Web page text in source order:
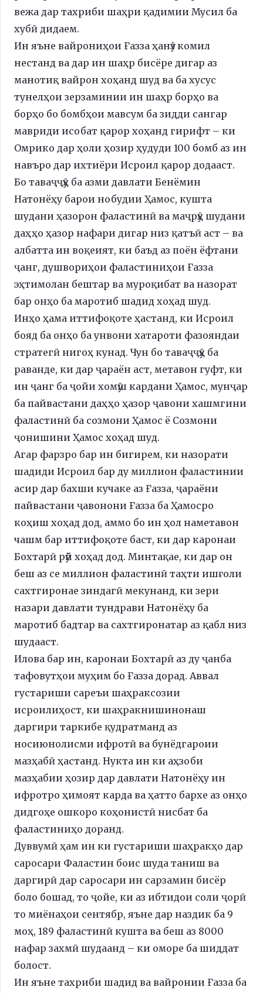
вежа дар тахриби шаҳри қадимии Мусил ба
хубӣ дидаем.
Ин яъне вайрониҳои Ғазза ҳанӯз комил
нестанд ва дар ин шаҳр бисёре дигар аз
манотиқ вайрон хоҳанд шуд ва ба хусус
тунелҳои зерзаминии ин шаҳр борҳо ва
борҳо бо бомбҳои мавсум ба зидди сангар
мавриди исобат қарор хоҳанд гирифт – ки
Омрико дар ҳоли ҳозир ҳудуди 100 бомб аз ин
навъро дар ихтиёри Исроил қарор додааст.
Бо таваҷҷӯҳ ба азми давлати Бенёмин
Натонёҳу барои нобудии Ҳамос, кушта
шудани ҳазорон фаластинӣ ва маҷрӯҳ шудани
даҳҳо ҳазор нафари дигар низ қатъӣ аст – ва
албатта ин воқеият, ки баъд аз поён ёфтани
ҷанг, душвориҳои фаластиниҳои Ғазза
эҳтимолан бештар ва муроқибат ва назорат
бар онҳо ба маротиб шадид хоҳад шуд.
Инҳо ҳама иттифоқоте ҳастанд, ки Исроил
бояд ба онҳо ба унвони хатароти фазояндаи
стратегӣ нигоҳ кунад. Чун бо таваҷҷӯҳ ба
раванде, ки дар ҷараён аст, метавон гуфт, ки
ин ҷанг ба ҷойи хомӯш кардани Ҳамос, мунҷар
ба пайвастани даҳҳо ҳазор ҷавони хашмгини
фаластинӣ ба созмони Ҳамос ё Созмони
ҷонишини Ҳамос хоҳад шуд.
Агар фарзро бар ин бигирем, ки назорати
шадиди Исроил бар ду миллион фаластинии
асир дар бахши кучаке аз Ғазза, ҷараёни
пайвастани ҷавонони Ғазза ба Ҳамосро
коҳиш хоҳад дод, аммо бо ин ҳол наметавон
чашм бар иттифоқоте баст, ки дар каронаи
Бохтарӣ рӯй хоҳад дод. Минтақае, ки дар он
беш аз се миллион фаластинӣ таҳти ишғоли
сахтгиронае зиндагӣ мекунанд, ки зери
назари давлати тундрави Натонёҳу ба
маротиб бадтар ва сахтгиронатар аз қабл низ
шудааст.
Илова бар ин, каронаи Бохтарӣ аз ду ҷанба
тафовутҳои муҳим бо Ғазза дорад. Аввал
густариши сареъи шаҳраксозии
исроилиҳост, ки шаҳракнишинонаш
даргири таркибе қудратманд аз
носиюнолисми ифротӣ ва бунёдгароии
мазҳабӣ ҳастанд. Нукта ин ки аҳзоби
мазҳабии ҳозир дар давлати Натонёҳу ин
ифротро ҳимоят карда ва ҳатто бархе аз онҳо
дидгоҳе ошкоро коҳонистӣ нисбат ба
фаластиниҳо доранд.
Дуввумӣ ҳам ин ки густариши шаҳракҳо дар
саросари Фаластин боис шуда таниш ва
даргирӣ дар саросари ин сарзамин бисёр
боло бошад, то ҷойе, ки аз ибтидои соли ҷорӣ
то миёнаҳои сентябр, яъне дар наздик ба 9
моҳ, 189 фаластинӣ кушта ва беш аз 8000
нафар захмӣ шудаанд – ки оморе ба шиддат
болост.
Ин яъне тахриби шадид ва вайронии Ғазза ба